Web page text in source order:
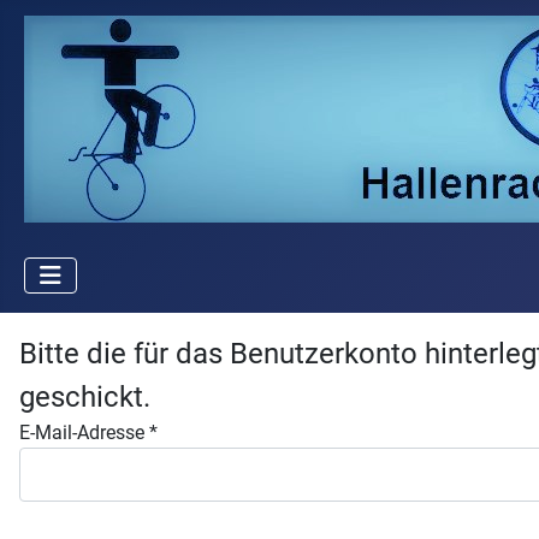
Bitte die für das Benutzerkonto
geschickt.
E-Mail-Adresse *